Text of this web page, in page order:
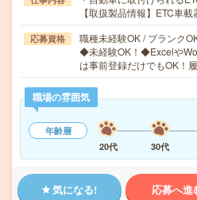
【取扱製品情報】ETC車
応募資格
職種未経験OK / ブランク
◆未経験OK！◆Excelや
は事前登録だけでもOK！
職場の雰囲気
年齢層
20代
30代
気になる! 応募へ進